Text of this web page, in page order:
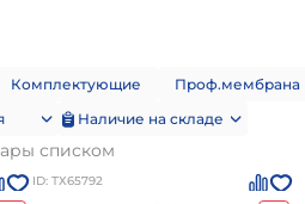
Комплектующие
Проф.мембрана
Наличие на складе
списком
ID: ТХ65792